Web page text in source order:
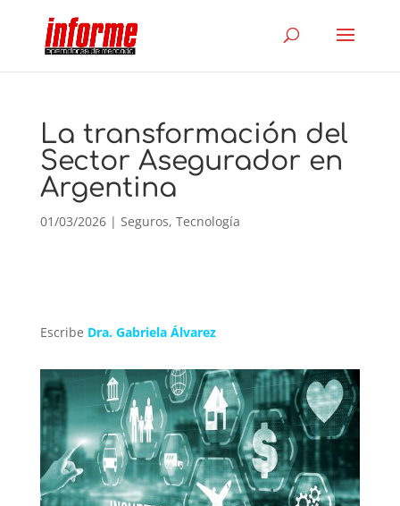
La transformación del
Sector Asegurador en
Argentina
01/03/2026| Seguros, Tecnología
Escribe Dra. Gabriela Álvarez